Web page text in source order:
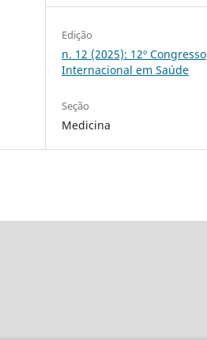
Edição
n. 12 (2025): 12º Congresso
Internacional em Saúde
Seção
Medicina